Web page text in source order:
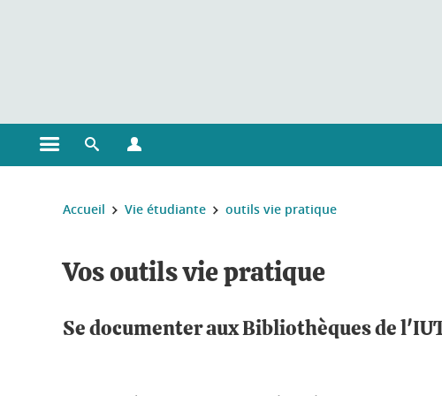
Ouvrir le menu principal
Ouvrir le moteur de recherche
Vous êtes ici :
Accueil Vie étudiante outils vie pratique
Vos outils vie pratique
Se documenter aux Bibliothèques de